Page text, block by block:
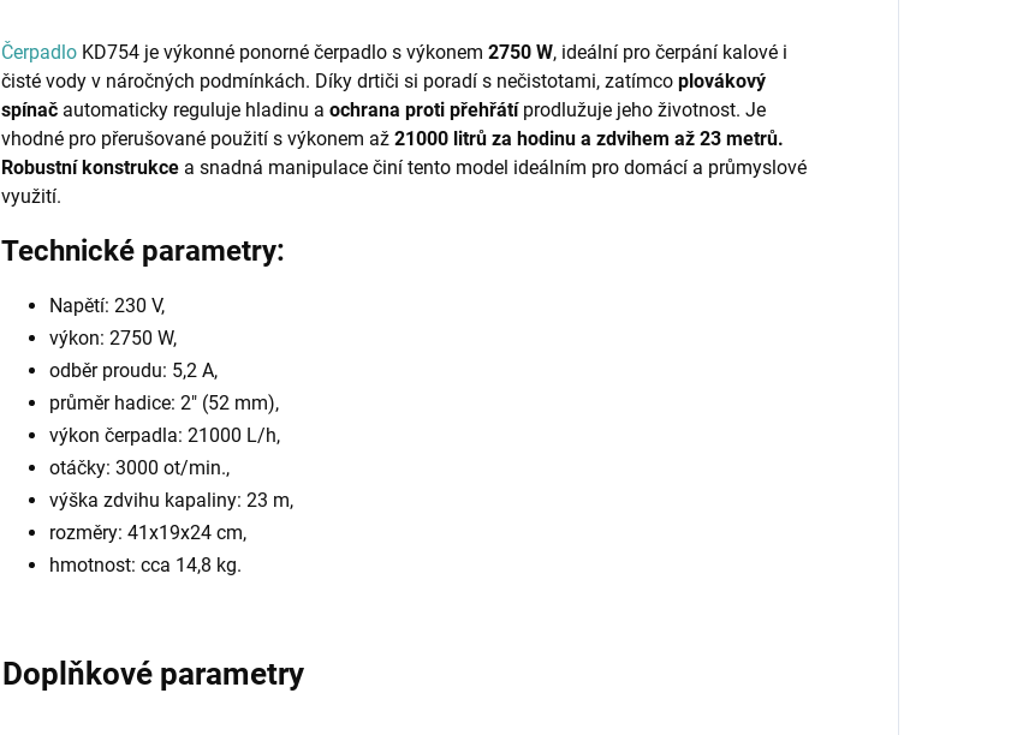
Čerpadlo KD754 je výkonné ponorné čerpadlo s výkonem 2750 W, ideální pro čerpání kalové i
čisté vody v náročných podmínkách. Díky drtiči si poradí s nečistotami, zatímco plovákový
spínač automaticky reguluje hladinu a ochrana proti přehřátíprodlužuje jeho životnost. Je
vhodné pro přerušované použití s výkonem až 21000 litrů za hodinu a zdvihem až 23 metrů.
Robustní konstrukce a snadná manipulace činí tento model ideálním pro domácí a průmyslové
využití.
Technické parametry:
Napětí: 230 V,
výkon: 2750 W,
odběr proudu: 5,2 A,
průměr hadice: 2" (52 mm),
výkon čerpadla: 21000 L/h,
otáčky: 3000 ot/min.,
výška zdvihu kapaliny: 23 m,
rozměry: 41x19x24 cm,
hmotnost: cca 14,8 kg.
Doplňkové parametry